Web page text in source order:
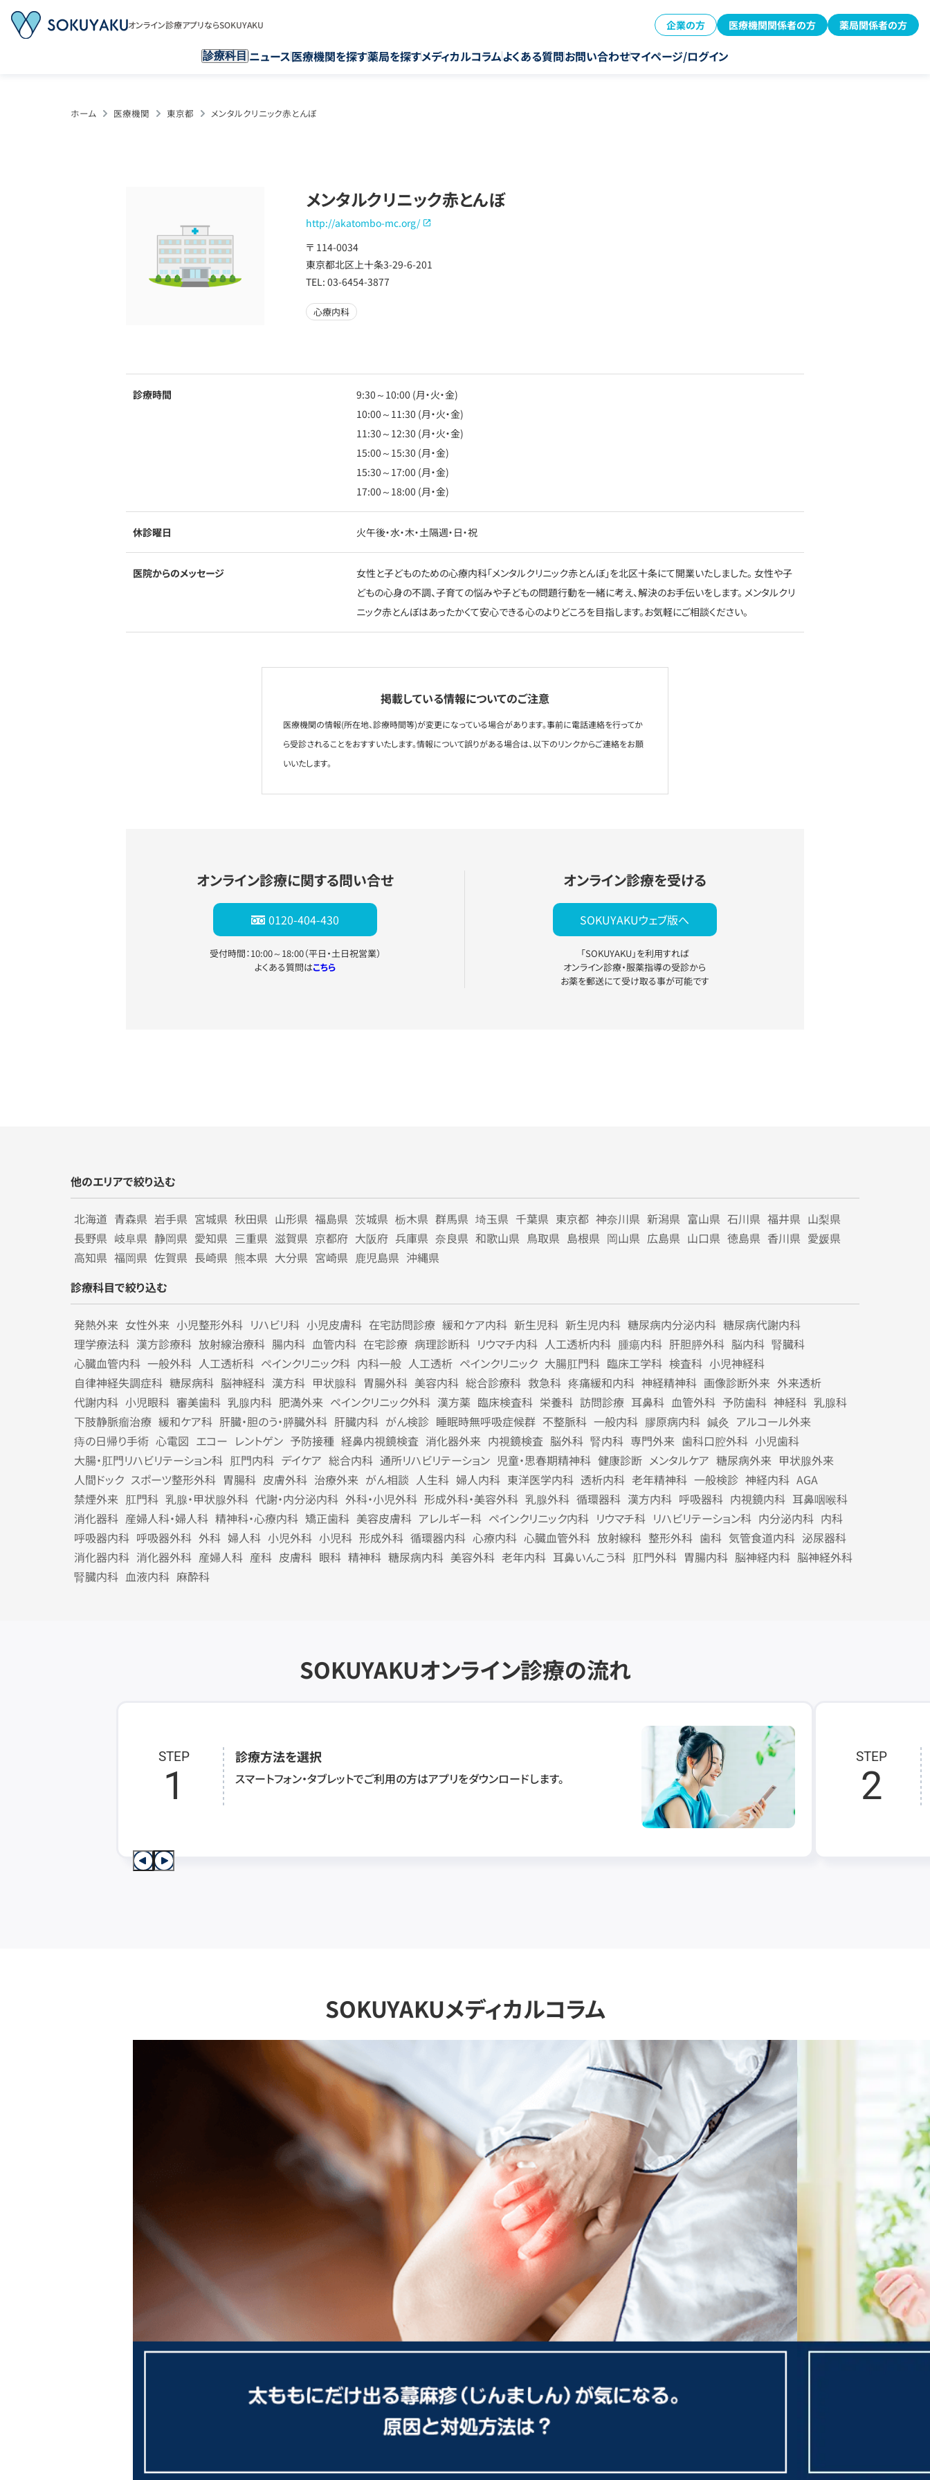
オンライン診療アプリならSOKUYAKU 企業の方 医療機関関係者の方 薬局関係者の方
診療科目 ニュース医療機関を探す薬局を探すメディカルコラムよくある質問お問い合わせマイページ/ログイン
ホーム 医療機関 東京都 メンタルクリニック赤とんぼ
メンタルクリニック赤とんぼ
http://akatombo-mc.org/
〒 114-0034
東京都北区上十条3-29-6-201
TEL: 03-6454-3877
心療内科
診療時間
9:30～10:00 (月・火・金)
10:00～11:30 (月・火・金)
11:30～12:30 (月・火・金)
15:00～15:30 (月・金)
15:30～17:00 (月・金)
17:00～18:00 (月・金)
休診曜日 火午後・水・木・土隔週・日・祝
医院からのメッセージ
女性と子どものための心療内科「メンタルクリニック赤とんぼ」を北区十条にて開業いたしました。 女性や子
どもの心身の不調、子育ての悩みや子どもの問題行動を一緒に考え、解決のお手伝いをします。 メンタルクリ
ニック赤とんぼはあったかくて安心できる心のよりどころを目指します。お気軽にご相談ください。
掲載している情報についてのご注意
医療機関の情報(所在地、診療時間等)が変更になっている場合があります。事前に電話連絡を行ってか
ら受診されることをおすすいたします。情報について誤りがある場合は、以下のリンクからご連絡をお願
いいたします。
オンライン診療に関する問い合せ
0120-404-430
受付時間：10:00～18:00（平日・土日祝営業）
よくある質問はこちら
オンライン診療を受ける
SOKUYAKUウェブ版へ
「SOKUYAKU」を利用すれば
オンライン診療・服薬指導の受診から
お薬を郵送にて受け取る事が可能です
他のエリアで絞り込む
北海道 青森県 岩手県 宮城県 秋田県 山形県 福島県 茨城県 栃木県 群馬県 埼玉県 千葉県 東京都 神奈川県 新潟県 富山県 石川県 福井県 山梨県
長野県 岐阜県 静岡県 愛知県 三重県 滋賀県 京都府 大阪府 兵庫県 奈良県 和歌山県 鳥取県 島根県 岡山県 広島県 山口県 徳島県 香川県 愛媛県
高知県 福岡県 佐賀県 長崎県 熊本県 大分県 宮崎県 鹿児島県 沖縄県
診療科目で絞り込む
発熱外来 女性外来 小児整形外科 リハビリ科 小児皮膚科 在宅訪問診療 緩和ケア内科 新生児科 新生児内科 糖尿病内分泌内科 糖尿病代謝内科
理学療法科 漢方診療科 放射線治療科 腸内科 血管内科 在宅診療 病理診断科 リウマチ内科 人工透析内科 腫瘍内科 肝胆膵外科 脳内科 腎臓科
心臓血管内科 一般外科 人工透析科 ペインクリニック科 内科一般 人工透析 ペインクリニック 大腸肛門科 臨床工学科 検査科 小児神経科
自律神経失調症科 糖尿病科 脳神経科 漢方科 甲状腺科 胃腸外科 美容内科 総合診療科 救急科 疼痛緩和内科 神経精神科 画像診断外来 外来透析
代謝内科 小児眼科 審美歯科 乳腺内科 肥満外来 ペインクリニック外科 漢方薬 臨床検査科 栄養科 訪問診療 耳鼻科 血管外科 予防歯科 神経科 乳腺科
下肢静脈瘤治療 緩和ケア科 肝臓・胆のう・膵臓外科 肝臓内科 がん検診 睡眠時無呼吸症候群 不整脈科 一般内科 膠原病内科 鍼灸 アルコール外来
痔の日帰り手術 心電図 エコー レントゲン 予防接種 経鼻内視鏡検査 消化器外来 内視鏡検査 脳外科 腎内科 専門外来 歯科口腔外科 小児歯科
大腸・肛門リハビリテーション科 肛門内科 デイケア 総合内科 通所リハビリテーション 児童・思春期精神科 健康診断 メンタルケア 糖尿病外来 甲状腺外来
人間ドック スポーツ整形外科 胃腸科 皮膚外科 治療外来 がん相談 人生科 婦人内科 東洋医学内科 透析内科 老年精神科 一般検診 神経内科 AGA
禁煙外来 肛門科 乳腺・甲状腺外科 代謝・内分泌内科 外科・小児外科 形成外科・美容外科 乳腺外科 循環器科 漢方内科 呼吸器科 内視鏡内科 耳鼻咽喉科
消化器科 産婦人科・婦人科 精神科・心療内科 矯正歯科 美容皮膚科 アレルギー科 ペインクリニック内科 リウマチ科 リハビリテーション科 内分泌内科 内科
呼吸器内科 呼吸器外科 外科 婦人科 小児外科 小児科 形成外科 循環器内科 心療内科 心臓血管外科 放射線科 整形外科 歯科 気管食道内科 泌尿器科
消化器内科 消化器外科 産婦人科 産科 皮膚科 眼科 精神科 糖尿病内科 美容外科 老年内科 耳鼻いんこう科 肛門外科 胃腸内科 脳神経内科 脳神経外科
腎臓内科 血液内科 麻酔科
SOKUYAKUオンライン診療の流れ
STEP
1
診療方法を選択
スマートフォン・タブレットでご利用の方はアプリをダウンロードします。
STEP
2
SOKUYAKUメディカルコラム